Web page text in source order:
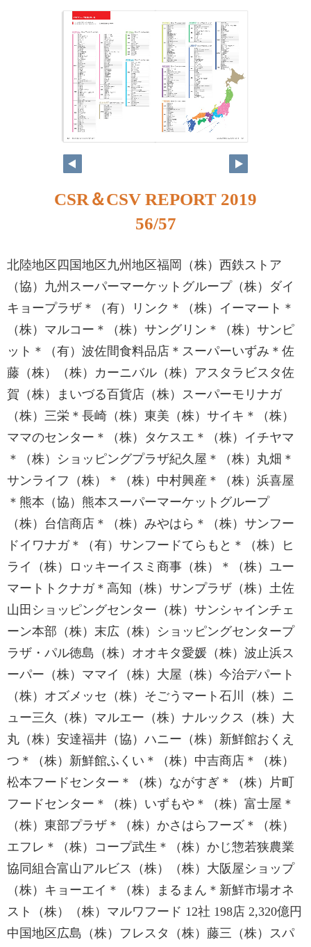
CSR＆CSV REPORT 2019
56/57
北陸地区四国地区九州地区福岡（株）西鉄ストア
（協）九州スーパーマーケットグループ（株）ダイ
キョープラザ＊（有）リンク＊（株）イーマート＊
（株）マルコー＊（株）サングリン＊（株）サンピ
ット＊（有）波佐間食料品店＊スーパーいずみ＊佐
藤（株）（株）カーニバル（株）アスタラビスタ佐
賀（株）まいづる百貨店（株）スーパーモリナガ
（株）三栄＊長崎（株）東美（株）サイキ＊（株）
ママのセンター＊（株）タケスエ＊（株）イチヤマ
＊（株）ショッピングプラザ紀久屋＊（株）丸畑＊
サンライフ（株）＊（株）中村興産＊（株）浜喜屋
＊熊本（協）熊本スーパーマーケットグループ
（株）台信商店＊（株）みやはら＊（株）サンフー
ドイワナガ＊（有）サンフードてらもと＊（株）ヒ
ライ（株）ロッキーイスミ商事（株）＊（株）ユー
マートトクナガ＊高知（株）サンプラザ（株）土佐
山田ショッピングセンター（株）サンシャインチェ
ーン本部（株）末広（株）ショッピングセンタープ
ラザ・パル徳島（株）オオキタ愛媛（株）波止浜ス
ーパー（株）ママイ（株）大屋（株）今治デパート
（株）オズメッセ（株）そごうマート石川（株）ニ
ュー三久（株）マルエー（株）ナルックス（株）大
丸（株）安達福井（協）ハニー（株）新鮮館おくえ
つ＊（株）新鮮館ふくい＊（株）中吉商店＊（株）
松本フードセンター＊（株）ながすぎ＊（株）片町
フードセンター＊（株）いずもや＊（株）富士屋＊
（株）東部プラザ＊（株）かさはらフーズ＊（株）
エフレ＊（株）コープ武生＊（株）かじ惣若狭農業
協同組合富山アルビス（株）（株）大阪屋ショップ
（株）キョーエイ＊（株）まるまん＊新鮮市場オネ
スト（株）（株）マルワフード 12社 198店 2,320億円
中国地区広島（株）フレスタ（株）藤三（株）スパ